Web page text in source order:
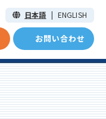
お問い合わせ
日本語 | ENGLISH